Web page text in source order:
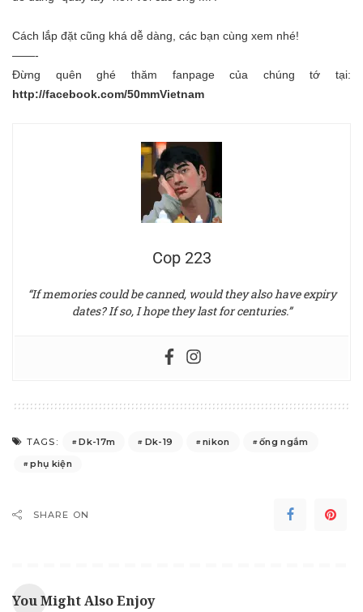
Cách lắp đặt cũng khá dễ dàng, các bạn cùng xem nhé!
——-
Đừng quên ghé thăm fanpage của chúng tớ tại:
http://facebook.com/50mmVietnam
Cop 223
“If memories could be canned, would they also have expiry
dates? If so, I hope they last for centuries.”
TAGS: Dk-17m Dk-19 nikon
ống ngắm
phụ kiện
SHARE ON
You Might Also Enjoy